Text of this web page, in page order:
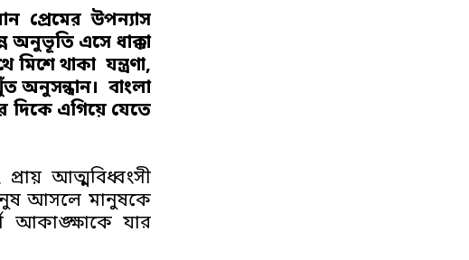
প্রেমের উপন্যাস
অনুভূতি এসে ধাক্কা
থাকা যন্ত্রণা,
অনুসন্ধান। বাংলা
দিকে এগিয়ে যেতে
আত্মবিধ্বংসী
আসলে মানুষকে
আকাঙ্ক্ষাকে যার